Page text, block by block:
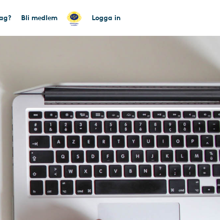
Bli medlem Logga in